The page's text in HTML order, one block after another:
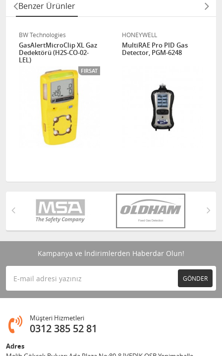
Benzer Ürünler
BW Technologies
GasAlertMicroClip XL Gaz
Dedektörü (H2S-CO-02-
LEL)
FIRSAT
HONEYWELL
MultiRAE Pro PID Gas
Detector, PGM-6248
Kampanya ve İndirimlerden Haberdar Olun!
GÖNDER
Müşteri Hizmetleri
0312 385 52 81
Adres